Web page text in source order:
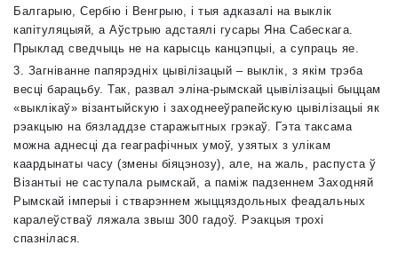
Балгарыю, Сербію і Венгрыю, і тыя адказалі на выклік
капітуляцыяй, а Аўстрыю адстаялі гусары Яна Сабескага.
Прыклад сведчыць не на карысць канцэпцыі, а супраць яе.
3. Загніванне папярэдніх цывілізацый – выклік, з якім трэба
весці барацьбу. Так, развал эліна-рымскай цывілізацыі быццам
«выклікаў» візантыйскую і заходнееўрапейскую цывілізацыі як
рэакцыю на бязладдзе старажытных грэкаў. Гэта таксама
можна аднесці да геаграфічных умоў, узятых з улікам
каардынаты часу (змены біяцэнозу), але, на жаль, распуста ў
Візантыі не саступала рымскай, а паміж падзеннем Заходняй
Рымскай імперыі і стварэннем жыццяздольных феадальных
каралеўстваў ляжала звыш 300 гадоў. Рэакцыя трохі
спазнілася.